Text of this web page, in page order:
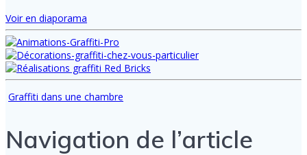
Voir en diaporama
Graffiti dans une chambre
Navigation de l’article